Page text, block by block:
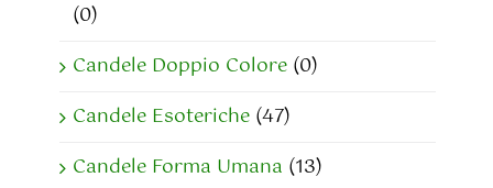
(0)
Candele Doppio Colore (0)
Candele Esoteriche (47)
Candele Forma Umana (13)